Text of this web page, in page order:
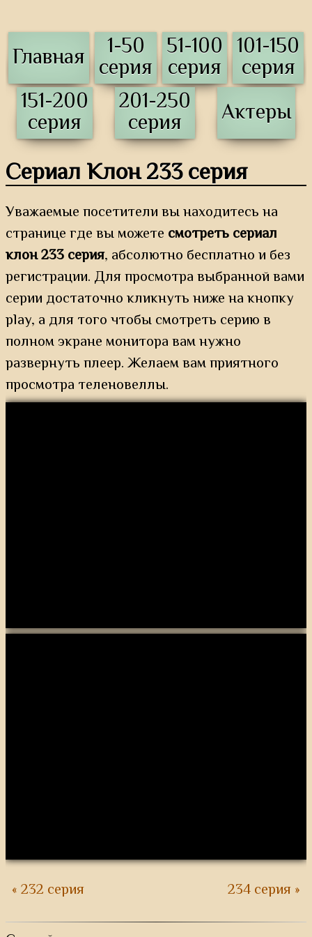
Главная 1-50
серия
51-100
серия
101-150
серия
151-200
серия
201-250
серия Актеры
Сериал Клон 233 серия
Уважаемые посетители вы находитесь на
странице где вы можете смотреть сериал
клон 233 серия, абсолютно бесплатно и без
регистрации. Для просмотра выбранной вами
серии достаточно кликнуть ниже на кнопку
play, а для того чтобы смотреть серию в
полном экране монитора вам нужно
развернуть плеер. Желаем вам приятного
просмотра теленовеллы.
« 232 серия 234 серия »